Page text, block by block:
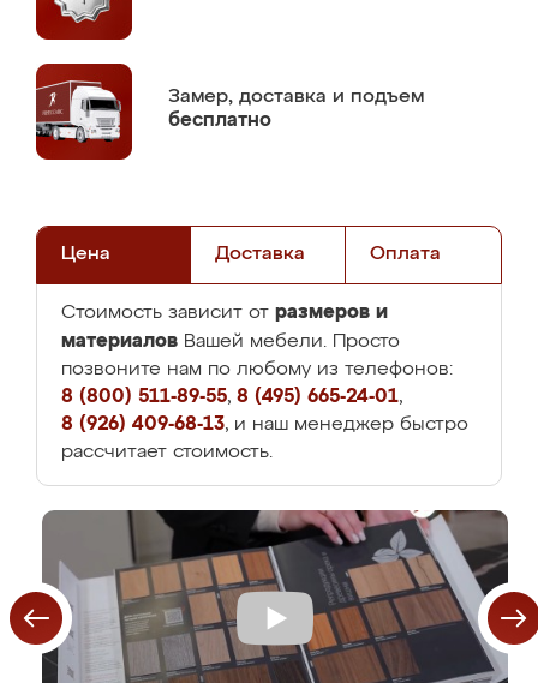
Замер, доставка и подъем
бесплатно
Цена Доставка Оплата
Стоимость зависит от размеров и
материалов Вашей мебели. Просто
позвоните нам по любому из телефонов:
8 (800) 511-89-55, 8 (495) 665-24-01,
8 (926) 409-68-13, и наш менеджер быстро
рассчитает стоимость.